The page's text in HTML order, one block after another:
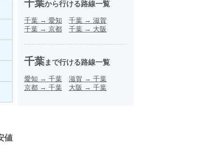
値
千葉から行ける路線一覧
千葉 → 愛知 千葉 → 滋賀
千葉 → 京都 千葉 → 大阪
千葉まで行ける路線一覧
愛知 → 千葉 滋賀 → 千葉
京都 → 千葉 大阪 → 千葉